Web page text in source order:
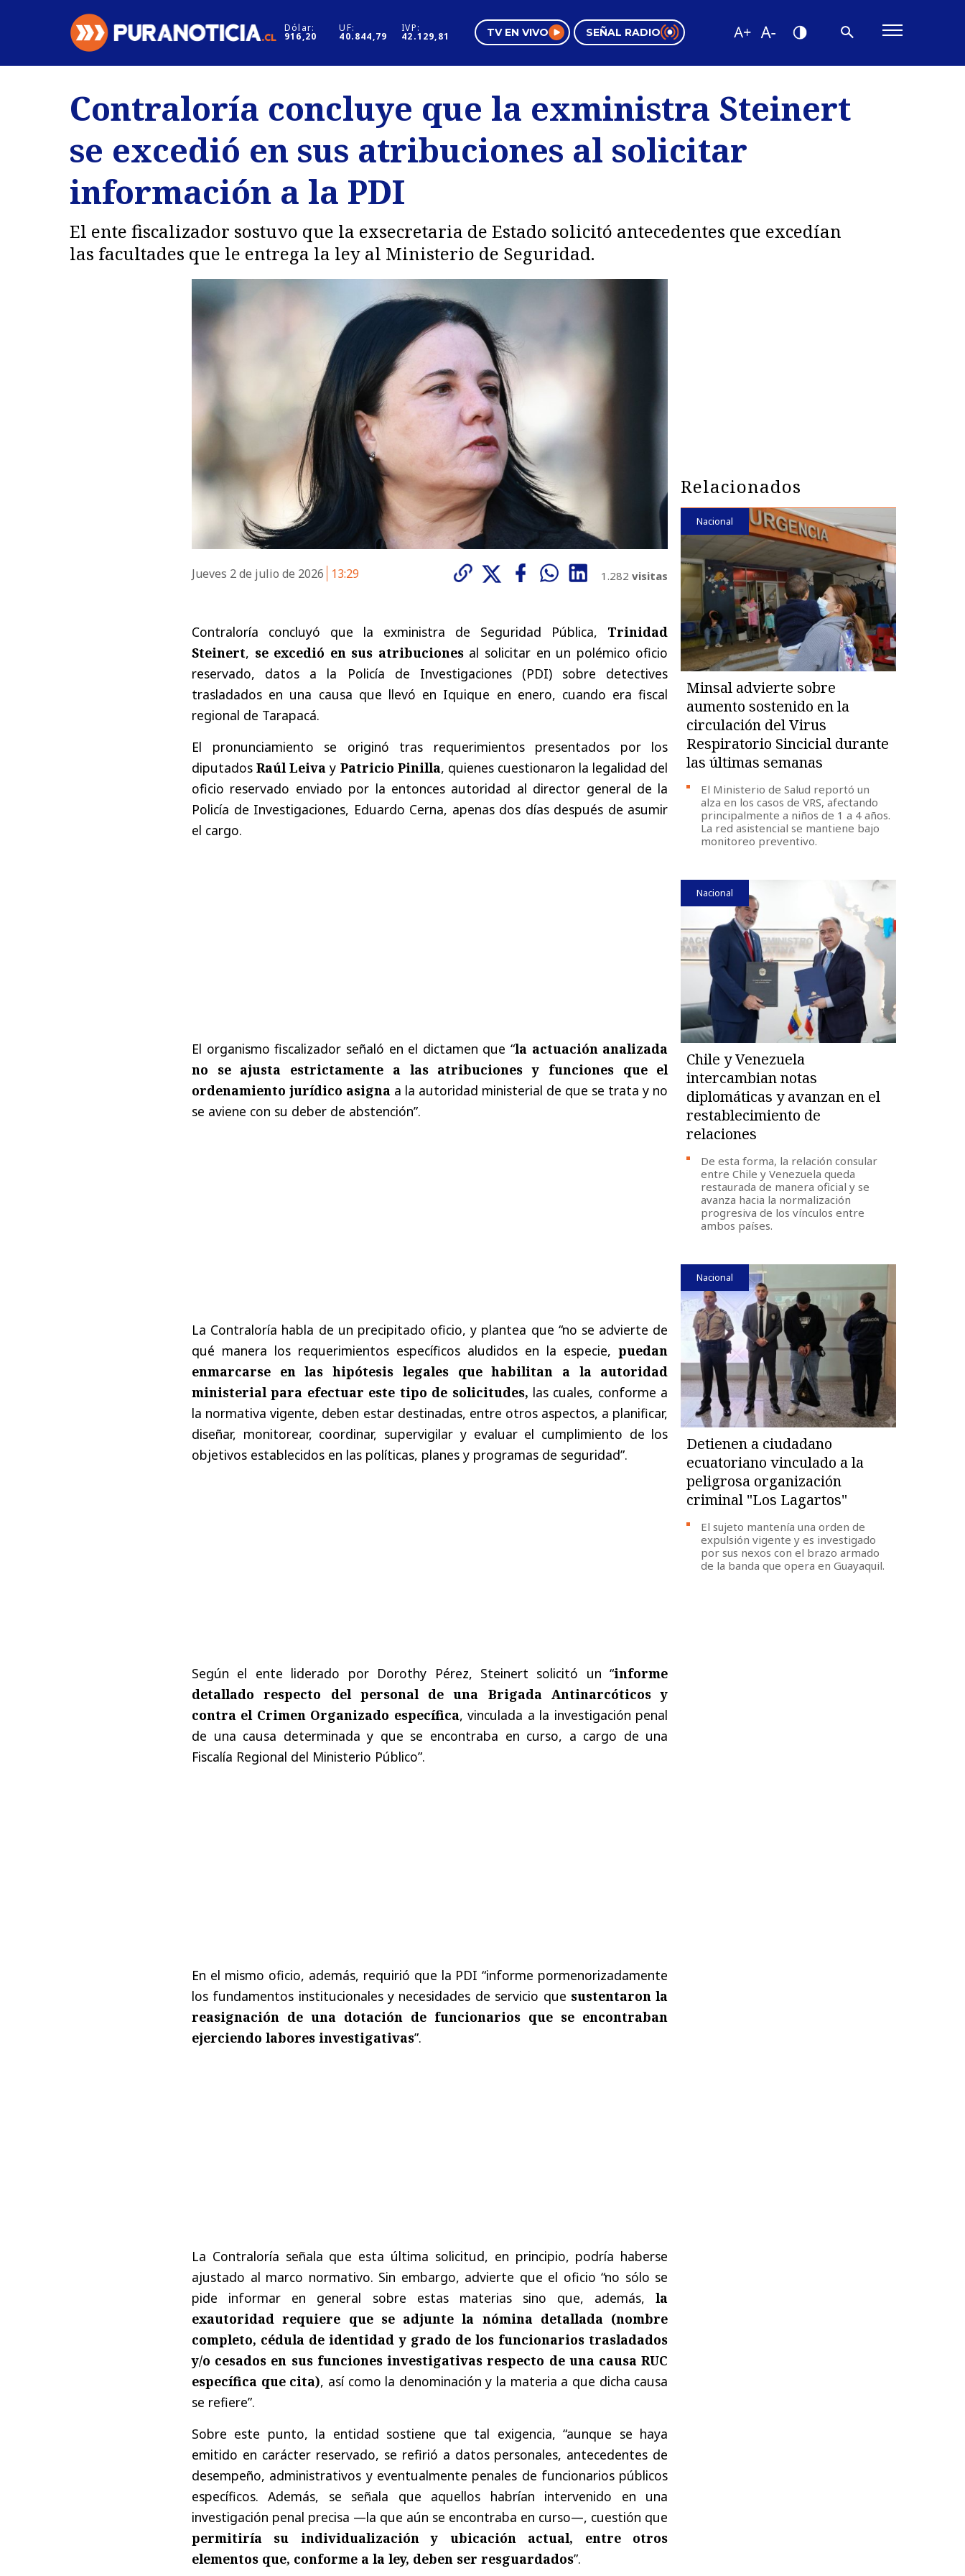
Dólar:
916,20
UF:
40.844,79
IVP:
42.129,81 TV EN VIVO SEÑAL RADIO
Regiones
Deportes
Internacional
Motores
Negocios
Pura Mujer
Tendencias
Videos
Contraloría concluye que la exministra Steinert
se excedió en sus atribuciones al solicitar
información a la PDI
El ente fiscalizador sostuvo que la exsecretaria de Estado solicitó antecedentes que excedían
las facultades que le entrega la ley al Ministerio de Seguridad.
Jueves 2 de julio de 2026 13:29 1.282 visitas
Contraloría concluyó que la exministra de Seguridad Pública, Trinidad
Steinert, se excedió en sus atribucionesal solicitar en un polémico oficio
reservado, datos a la Policía de Investigaciones (PDI) sobre detectives
trasladados en una causa que llevó en Iquique en enero, cuando era fiscal
regional de Tarapacá.
El pronunciamiento se originó tras requerimientos presentados por los
diputadosRaúl Leiva y Patricio Pinilla, quienes cuestionaron la legalidad del
oficio reservado enviado por la entonces autoridad al director general de la
Policía de Investigaciones, Eduardo Cerna, apenas dos días después de asumir
el cargo.
El organismo fiscalizador señaló en el dictamen que “la actuación analizada
no se ajusta estrictamente a las atribuciones y funciones que el
ordenamiento jurídico asigna a la autoridad ministerial de que se trata y no
se aviene con su deber de abstención”.
La Contraloría habla de un precipitado oficio, y plantea que “no se advierte de
qué manera los requerimientos específicos aludidos en la especie,puedan
enmarcarse en las hipótesis legales que habilitan a la autoridad
ministerial para efectuar este tipo de solicitudes, las cuales, conforme a
la normativa vigente, deben estar destinadas, entre otros aspectos, a planificar,
diseñar, monitorear, coordinar, supervigilar y evaluar el cumplimiento de los
objetivos establecidos en las políticas, planes y programas de seguridad”.
Según el ente liderado por Dorothy Pérez, Steinert solicitó un “informe
detallado respecto del personal de una Brigada Antinarcóticos y
contra el Crimen Organizado específica, vinculada a la investigación penal
de una causa determinada y que se encontraba en curso, a cargo de una
Fiscalía Regional del Ministerio Público”.
En el mismo oficio, además, requirió que la PDI “informe pormenorizadamente
los fundamentos institucionales y necesidades de servicio que sustentaron la
reasignación de una dotación de funcionarios que se encontraban
ejerciendo labores investigativas”.
La Contraloría señala que esta última solicitud, en principio, podría haberse
ajustado al marco normativo. Sin embargo, advierte que el oficio “no sólo se
pide informar en general sobre estas materias sino que, además,la
exautoridad requiere que se adjunte la nómina detallada (nombre
completo, cédula de identidad y grado de los funcionarios trasladados
y/o cesados en sus funciones investigativas respecto de una causa RUC
específica que cita), así como la denominación y la materia a que dicha causa
se refiere”.
Sobre este punto, la entidad sostiene que tal exigencia, “aunque se haya
emitido en carácter reservado, se refirió a datos personales, antecedentes de
desempeño, administrativos y eventualmente penales de funcionarios públicos
específicos. Además, se señala que aquellos habrían intervenido en una
investigación penal precisa —la que aún se encontraba en curso—, cuestión que
permitiría su individualización y ubicación actual, entre otros
elementos que, conforme a la ley, deben ser resguardados”.
Relacionados
Nacional
Minsal advierte sobre
aumento sostenido en la
circulación del Virus
Respiratorio Sincicial durante
las últimas semanas
El Ministerio de Salud reportó un
alza en los casos de VRS, afectando
principalmente a niños de 1 a 4 años.
La red asistencial se mantiene bajo
monitoreo preventivo.
Nacional
Chile y Venezuela
intercambian notas
diplomáticas y avanzan en el
restablecimiento de
relaciones
De esta forma, la relación consular
entre Chile y Venezuela queda
restaurada de manera oficial y se
avanza hacia la normalización
progresiva de los vínculos entre
ambos países.
Nacional
Detienen a ciudadano
ecuatoriano vinculado a la
peligrosa organización
criminal "Los Lagartos"
El sujeto mantenía una orden de
expulsión vigente y es investigado
por sus nexos con el brazo armado
de la banda que opera en Guayaquil.